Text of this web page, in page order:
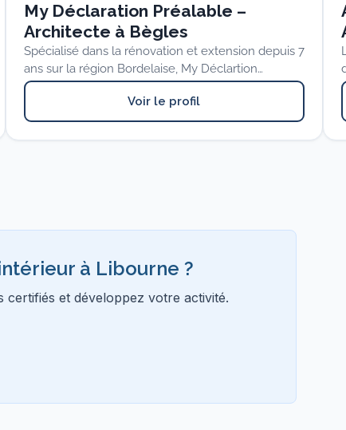
My Déclaration Préalable –
Architecte à Bègles
Spécialisé dans la rénovation et extension depuis 7
ans sur la région Bordelaise, My Déclartion
Préalable est une…
Voir le profil
à Libourne ?
certifiés et développez votre activité.